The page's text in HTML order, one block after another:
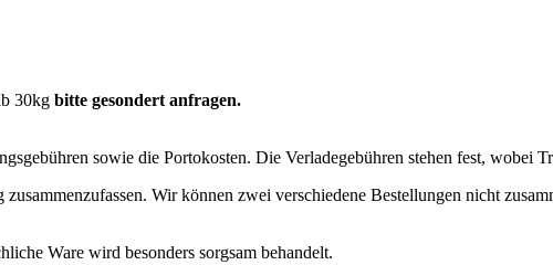
30kg bitte gesondert anfragen.
sowie die Portokosten. Die Verladegebühren stehen fest, wobei
Wir können zwei verschiedene Bestellungen nicht
Ware wird besonders sorgsam behandelt.